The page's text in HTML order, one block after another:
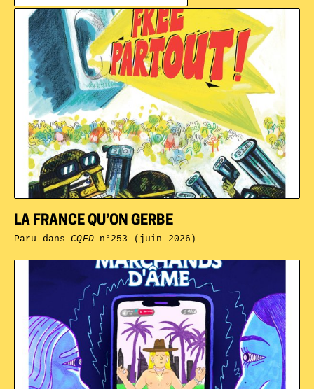
LA FRANCE QU’ON GERBE
Paru dansCQFDn°253 (juin 2026)